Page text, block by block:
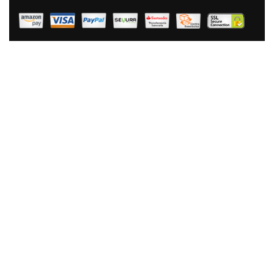
AÑADIR AL CARRITO